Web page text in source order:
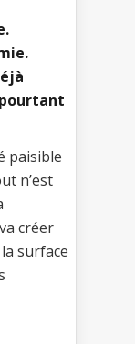
paisible
n’est
va créer
surface